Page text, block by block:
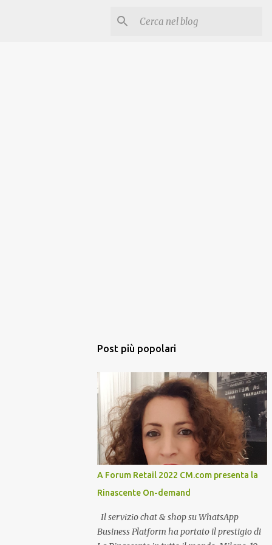
Post più popolari
A Forum Retail 2022 CM.com presenta la
Rinascente On-demand
Il servizio chat & shop su WhatsApp
Business Platform ha portato il prestigio di